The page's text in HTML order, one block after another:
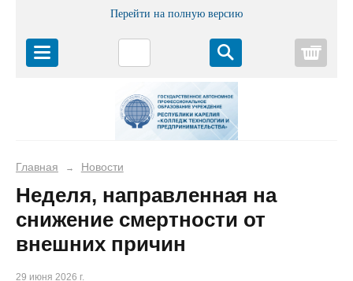
Перейти на полную версию
Главная → Новости
Неделя, направленная на
снижение смертности от
внешних причин
29 июня 2026 г.